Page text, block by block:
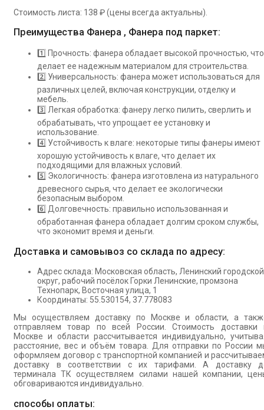
Стоимость листа: 138 ₽ (цены всегда актуальны).
Преимущества Фанера , Фанера под паркет:
1️⃣ Прочность: фанера обладает высокой прочностью, что
делает ее надежным материалом для строительства.
2️⃣ Универсальность: фанера может использоваться для
различных целей, включая конструкции, отделку и
мебель.
3️⃣ Легкая обработка: фанеру легко пилить, сверлить и
обрабатывать, что упрощает ее установку и
использование.
4️⃣ Устойчивость к влаге: некоторые типы фанеры имеют
хорошую устойчивость к влаге, что делает их
подходящими для влажных условий.
5️⃣ Экологичность: фанера изготовлена из натурального
древесного сырья, что делает ее экологически
безопасным выбором.
6️⃣ Долговечность: правильно использованная и
обработанная фанера обладает долгим сроком службы,
что экономит время и деньги.
Доставка и самовывоз со склада по адресу:
Адрес склада: Московская область, Ленинский городской
округ, рабочий посёлок Горки Ленинские, промзона
Технопарк, Восточная улица, 1
Координаты: 55.530154, 37.778083
Мы осуществляем доставку по Москве и области, а
отправляем товар по всей России. Стоимость доставки
Москве и области рассчитывается индивидуально,
расстояние, вес и объём товара. Для отправки по России
оформляем договор с транспортной компанией и
доставку в соответствии с их тарифами. А доставку
терминала ТК осуществляем силами нашей компании,
обговариваются индивидуально.
способы оплаты: